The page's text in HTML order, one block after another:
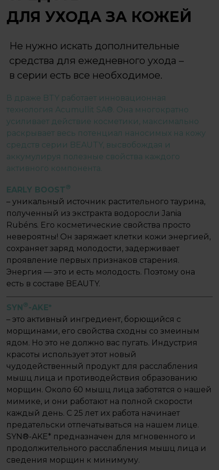
ДЛЯ УХОДА ЗА КОЖЕЙ
Не нужно искать дополнительные
средства для ежедневного ухода –
в серии есть все необходимое.
В драже BTY работает инновационная
технология Acumullit SA®. Она многократно
усиливает действие косметики, максимально
раскрывает весь потенциал наносимых на кожу
средств серии BEAUTY, высвобождая и
аккумулируя полезные свойства каждого
активного компонента.
EARLY BOOST®
– уникальный источник растительного таурина,
полученный из экстракта водоросли Jania
Rubéns. Его косметические свойства просто
невероятны! Он заряжает клетки кожи энергией,
сохраняет заряд молодости, задерживает
проявление первых признаков старения.
Энергия — это и есть молодость. Поэтому она
есть в составе BEAUTY.
SYN ®-AKE*
– это активный ингредиент, борющийся с
морщинами, его свойства сходны со змеиным
ядом. Но это не должно вас пугать. Индустрия
красоты использует этот новый
чудодейственный продукт для расслабления
мышц лица и противодействия образованию
морщин. Около 60 мышц лица заботятся о нашей
мимике, и они работают на полной скорости
каждый день. С 25 лет их работа начинает
предательски отпечатываться на нашем лице.
SYN®-AKE* предназначен для мгновенного и
продолжительного расслабления мышц лица и
сведения морщин к минимуму.